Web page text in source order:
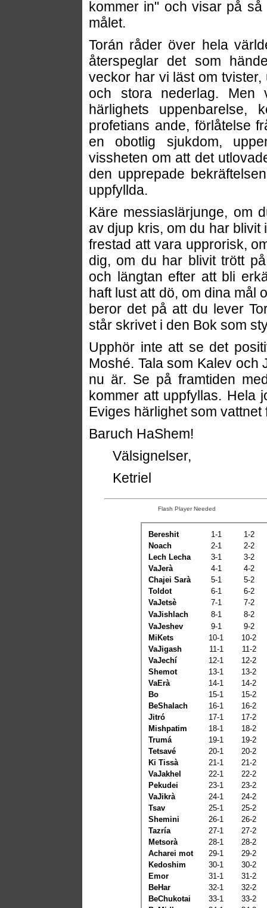
kommer in" och visar på
målet.
Torán råder över hela
återspeglar det som
veckor har vi läst om
och stora nederlag.
härlighets
profetians ande, förlåtelse
en obotlig sjukdom,
vissheten om att det
den upprepade
uppfyllda.
Käre messiaslärjunge, om
av djup kris, om du har
frestad att vara upprorisk,
dig, om du har blivit trött
och längtan efter att bli
haft lust att dö, om dina mål
beror det på att du lever
står skrivet i den Bok som
Upphör inte att se det
Moshé. Tala som Kalev och
nu är. Se på framtiden
kommer att uppfyllas. Hela
Eviges härlighet som
Baruch HaShem!
Välsignelser,
Ketriel
Flash Player Needed